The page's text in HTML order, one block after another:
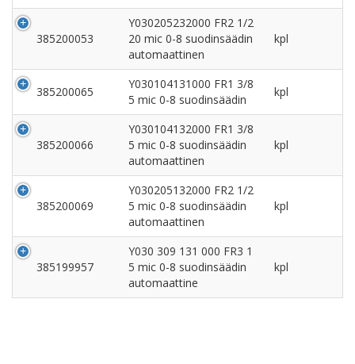
385200053
Y030205232000 FR2 1/2
20 mic 0-8 suodinsäädin
automaattinen
kpl
385200065
Y030104131000 FR1 3/8
5 mic 0-8 suodinsäädin
kpl
385200066
Y030104132000 FR1 3/8
5 mic 0-8 suodinsäädin
automaattinen
kpl
385200069
Y030205132000 FR2 1/2
5 mic 0-8 suodinsäädin
automaattinen
kpl
385199957
Y030 309 131 000 FR3 1
5 mic 0-8 suodinsäädin
automaattine
kpl